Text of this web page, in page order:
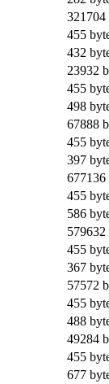
321704
455
432
23932
455
498
67888
455
397
677136
455
586
579632
455
367
57572
455
488
49284
455
677